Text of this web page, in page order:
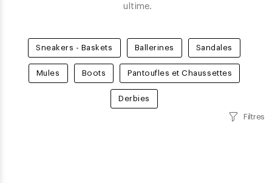
ultime.
Sneakers - Baskets Ballerines Sandales
Mules Boots Pantoufles et Chaussettes
Derbies
Filtres